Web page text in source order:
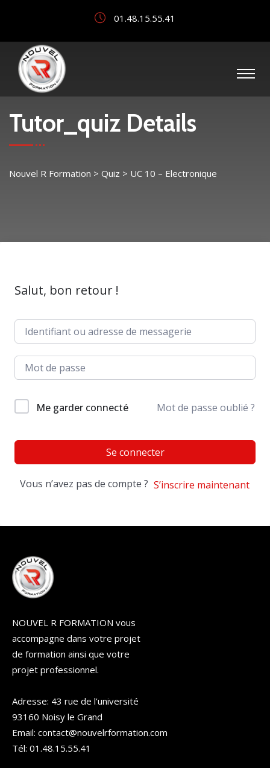
01.48.15.55.41
Tutor_quiz Details
Nouvel R Formation > Quiz > UC 10 – Electronique
Salut, bon retour !
Me garder connecté Mot de passe oublié ?
Se connecter
Vous n’avez pas de compte ? S’inscrire maintenant
NOUVEL R FORMATION vous
accompagne dans votre projet
de formation ainsi que votre
projet professionnel.
Adresse: 43 rue de l’université
93160 Noisy le Grand
Email: contact@nouvelrformation.com
Tél: 01.48.15.55.41